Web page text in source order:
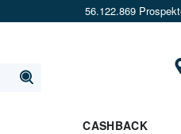
56.122.869
CASHBACK